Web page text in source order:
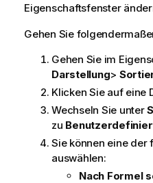
Eigenschaftsfenster
Gehen Sie
Gehen Sie im
Darstellung>
Klicken Sie auf eine
Wechseln Sie unter
zu
Sie können eine der
auswählen:
Nach Formel